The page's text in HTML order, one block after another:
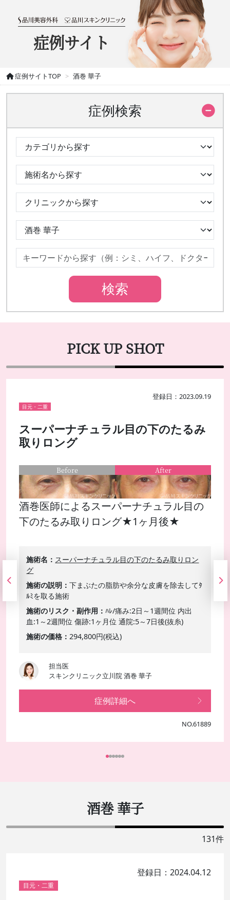
症例サイト
症例サイトTOP 酒巻 華子
症例検索
PICK UP SHOT
登録日：2023.09.19
目元・二重
スーパーナチュラル目の下のたるみ
取りロング
酒巻医師によるスーパーナチュラル目の
下のたるみ取りロング★1ヶ月後★
施術名
スーパーナチュラル目の下のたるみ取りロン
グ
施術の説明
下まぶたの脂肪や余分な皮膚を除去してﾀ
ﾙﾐを取る施術
施術のリスク・副作用
ﾊﾚ/痛み:2日～1週間位 内出
血:1～2週間位 傷跡:1ヶ月位 通院:5～7日後(抜糸)
施術の価格
294,800円(税込)
担当医
スキンクリニック立川院 酒巻 華子
Before After
症例詳細へ
NO.61889
酒巻 華子
131件
登録日：2024.04.12
目元・二重